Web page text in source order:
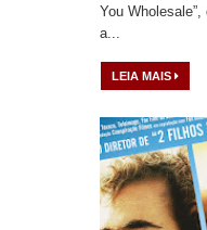
You
a...
LEIA MAIS